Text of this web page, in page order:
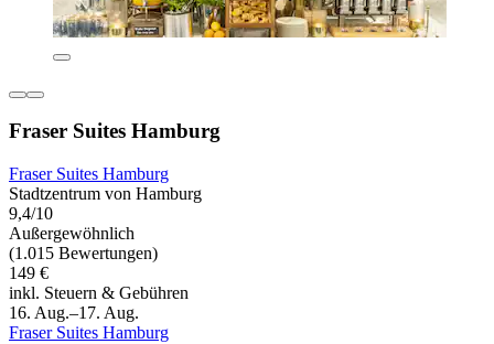
Fraser Suites Hamburg
Fraser Suites Hamburg
Stadtzentrum von Hamburg
9,4/10
Außergewöhnlich
(1.015 Bewertungen)
149 €
inkl. Steuern & Gebühren
16. Aug.–17. Aug.
Fraser Suites Hamburg